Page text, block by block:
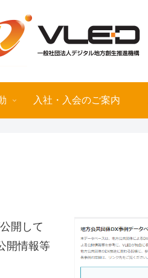
入社・入会のご案内
開して
開情報等